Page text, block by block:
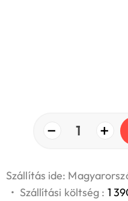
− 1 +
Szállítás ide:
• Szállítási költség : 1